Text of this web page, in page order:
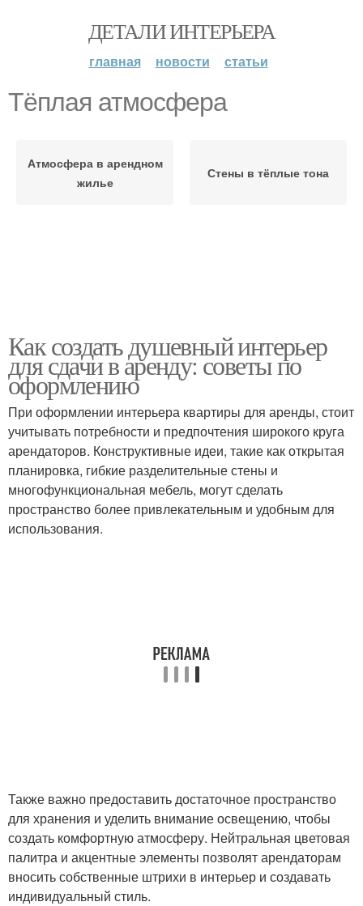
ДЕТАЛИ ИНТЕРЬЕРА
главная новости статьи
Тёплая атмосфера
Атмосфера в арендном
жилье
Стены в тёплые тона
Как создать душевный интерьер
для сдачи в аренду: советы по
оформлению
При оформлении интерьера квартиры для аренды, стоит
учитывать потребности и предпочтения широкого круга
арендаторов. Конструктивные идеи, такие как открытая
планировка, гибкие разделительные стены и
многофункциональная мебель, могут сделать
пространство более привлекательным и удобным для
использования.
Также важно предоставить достаточное пространство
для хранения и уделить внимание освещению, чтобы
создать комфортную атмосферу. Нейтральная цветовая
палитра и акцентные элементы позволят арендаторам
вносить собственные штрихи в интерьер и создавать
индивидуальный стиль.